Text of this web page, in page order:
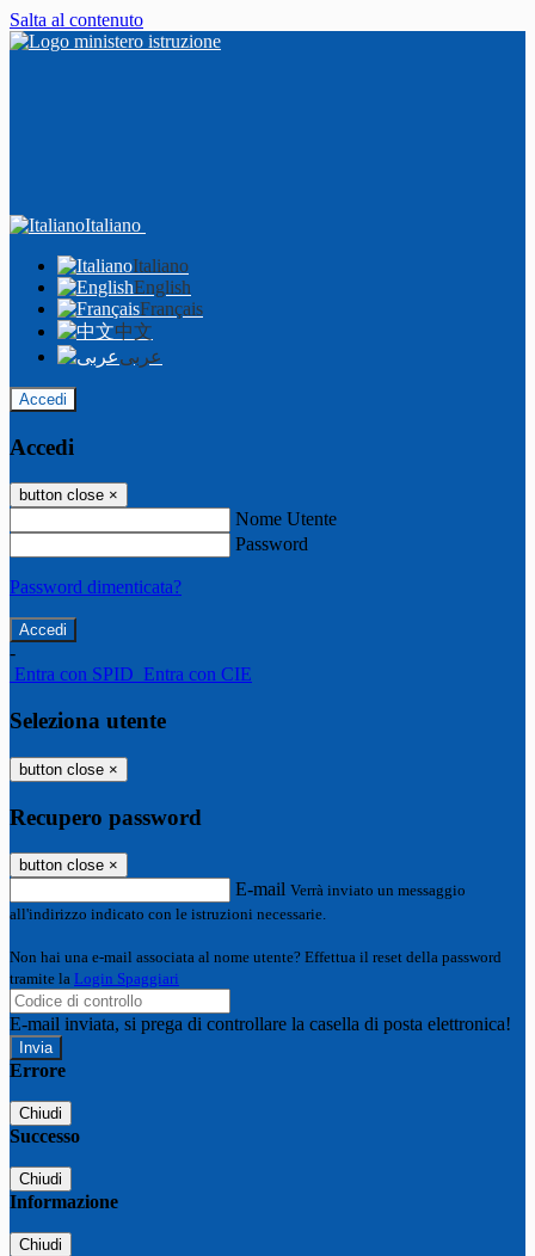
Salta al contenuto
Italiano
Italiano
English
Français
中文
عربى
Accedi
Accedi
button close ×
Nome Utente
Password
Password dimenticata?
-
Entra con SPID Entra con CIE
Seleziona utente
button close ×
Recupero password
button close ×
E-mail Verrà inviato un messaggio
all'indirizzo indicato con le istruzioni necessarie.
Non hai una e-mail associata al nome utente? Effettua il reset della password
tramite la Login Spaggiari
E-mail inviata, si prega di controllare la casella di posta elettronica!
Errore
Chiudi
Successo
Chiudi
Informazione
Chiudi